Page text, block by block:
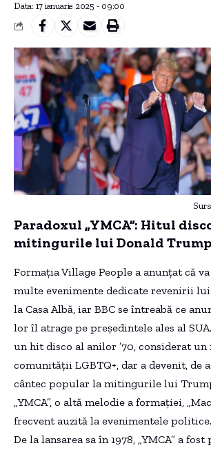
Data: 17 ianuarie 2025 - 09:00
Paradoxul „YMCA”: Hitul
mitingurile lui Donald Trump
Formația Village People a anunțat că
multe evenimente dedicate revenirii
la Casa Albă, iar BBC se întreabă ce
lor îl atrage pe președintele ales al SUA.
un hit disco al anilor ’70, considerat un
comunității LGBTQ+, dar a devenit, de
cântec popular la mitingurile lui
„YMCA”, o altă melodie a formației,
frecvent auzită la evenimentele politice.
De la lansarea sa în 1978, „YMCA” a